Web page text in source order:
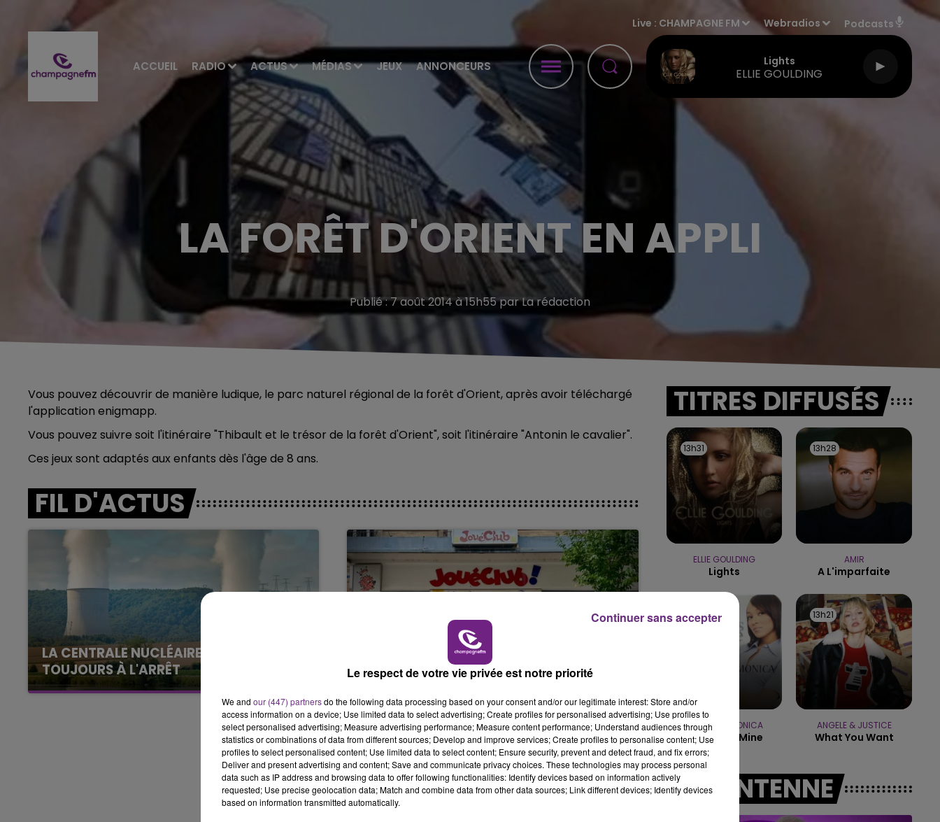
ACCUEIL RADIO ACTUS MÉDIAS JEUX ANNONCEURS
Live : CHAMPAGNE FM Webradios Podcasts
Lights
ELLIE GOULDING
7h00 - 12h00
LE WEEK-END CHAMPAGNE FM
16h00 - 20h00
LE WEEK-END CHAMPAGNE FM
7h00 - 12h00
LE WEEK-END CHAMPAGNE FM
LA FORÊT D'ORIENT EN APPLI
Publié : 7 août 2014 à 15h55 par La rédaction
Vous pouvez découvrir de manière ludique, le parc naturel régional de la forêt d'Orient, après avoir téléchargé
l'application enigmapp.
Vous pouvez suivre soit l'itinéraire "Thibault et le trésor de la forêt d'Orient", soit l'itinéraire "Antonin le cavalier".
Ces jeux sont adaptés aux enfants dès l'âge de 8 ans.
FIL D'ACTUS
LA CENTRALE NUCLÉAIRE DE CHOOZ
TOUJOURS À L'ARRÊT
Cela fait déjà une semaine que la centrale
nucléaire ardennaise est à l'arrêt. Une situation
justifiée par la sécheresse intense qui est
LE MAGASIN JOUÉCLUB DE REIMS FERME
SES PORTES
rémois. Le magasin JouéClub est contraint de
fermer ses portes.
TITRES DIFFUSÉS
13h31
13h31
ELLIE GOULDING
Lights
13h28
13h28
AMIR
A L'imparfaite
13h24
13h24
BRANDY & MONICA
The Boy Is Mine
13h21
13h21
ANGELE & JUSTICE
What You Want
A L'ANTENNE
Le respect de votre vie privée est notre priorité
We and our (447) partnersdo the following data processing based on your consent and/or our legitimate interest: Store and/or
access information on a device; Use limited data to select advertising; Create profiles for personalised advertising; Use profiles to
select personalised advertising; Measure advertising performance; Measure content performance; Understand audiences through
statistics or combinations of data from different sources; Develop and improve services; Create profiles to personalise content; Use
profiles to select personalised content; Use limited data to select content; Ensure security, prevent and detect fraud, and fix errors;
Deliver and present advertising and content; Save and communicate privacy choices. These technologies may process personal
data such as IP address and browsing data to offer following functionalities: Identify devices based on information actively
requested; Use precise geolocation data; Match and combine data from other data sources; Link different devices; Identify devices
based on information transmitted automatically.
Continuer sans accepter